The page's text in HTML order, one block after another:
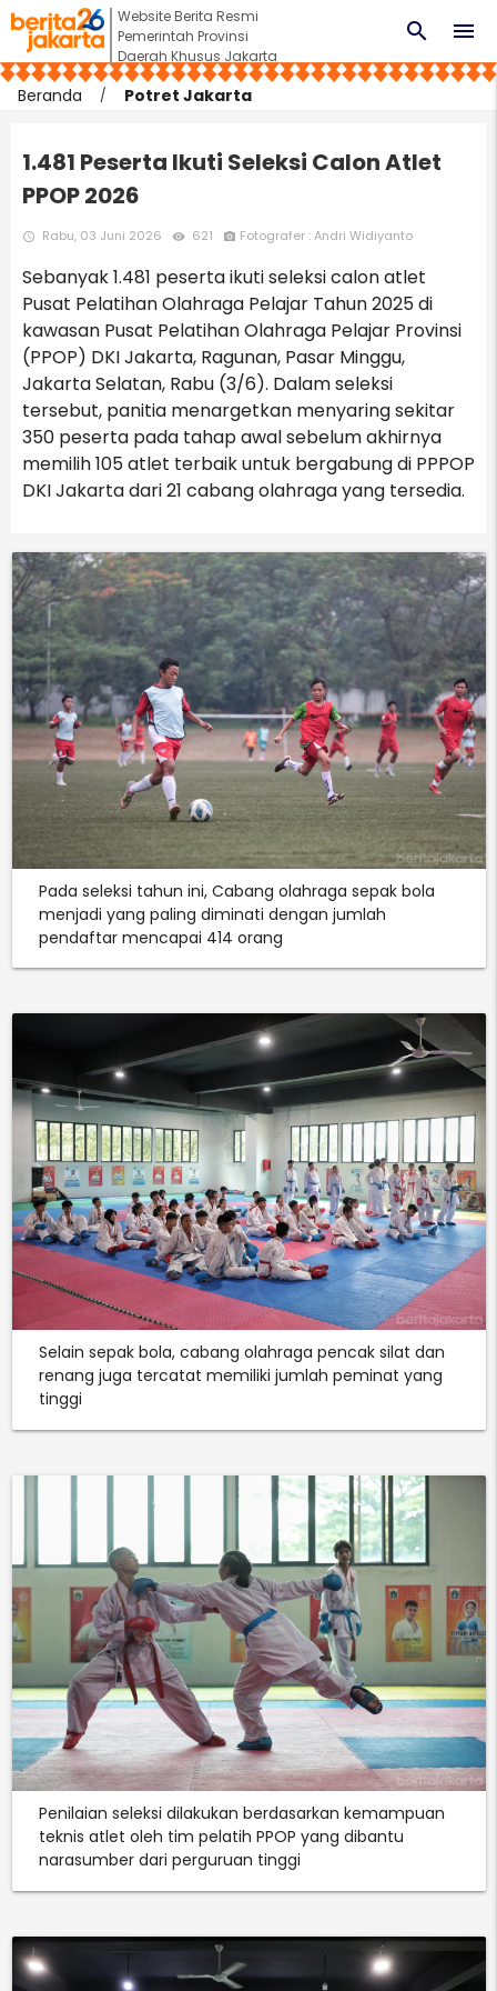
Website Berita Resmi
Pemerintah Provinsi
Daerah Khusus Jakarta
menu
search
Beranda Potret Jakarta
1.481 Peserta Ikuti Seleksi Calon Atlet
PPOP 2026
access_time Rabu, 03 Juni 2026 remove_red_eye 621 photo_camera Fotografer : Andri Widiyanto
Sebanyak 1.481 peserta ikuti seleksi calon atlet
Pusat Pelatihan Olahraga Pelajar Tahun 2025 di
kawasan Pusat Pelatihan Olahraga Pelajar Provinsi
(PPOP) DKI Jakarta, Ragunan, Pasar Minggu,
Jakarta Selatan, Rabu (3/6). Dalam seleksi
tersebut, panitia menargetkan menyaring sekitar
350 peserta pada tahap awal sebelum akhirnya
memilih 105 atlet terbaik untuk bergabung di PPPOP
DKI Jakarta dari 21 cabang olahraga yang tersedia.
Pada seleksi tahun ini, Cabang olahraga sepak bola
menjadi yang paling diminati dengan jumlah
pendaftar mencapai 414 orang
Selain sepak bola, cabang olahraga pencak silat dan
renang juga tercatat memiliki jumlah peminat yang
tinggi
Penilaian seleksi dilakukan berdasarkan kemampuan
teknis atlet oleh tim pelatih PPOP yang dibantu
narasumber dari perguruan tinggi